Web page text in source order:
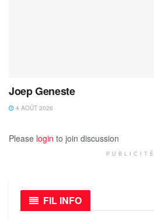
Joep Geneste
4 AOÛT 2026
Please login to join discussion
PUBLICITÉ
FIL INFO